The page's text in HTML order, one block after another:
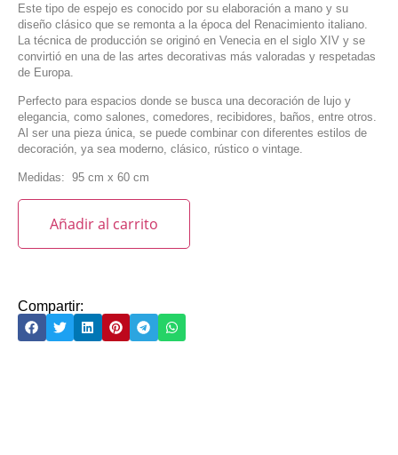
Este tipo de espejo es conocido por su elaboración a mano y su
diseño clásico que se remonta a la época del Renacimiento italiano.
La técnica de producción se originó en Venecia en el siglo XIV y se
convirtió en una de las artes decorativas más valoradas y respetadas
de Europa.
Perfecto para espacios donde se busca una decoración de lujo y
elegancia, como salones, comedores, recibidores, baños, entre otros.
Al ser una pieza única, se puede combinar con diferentes estilos de
decoración, ya sea moderno, clásico, rústico o vintage.
Medidas: 95 cm x 60 cm
Añadir al carrito
Compartir: